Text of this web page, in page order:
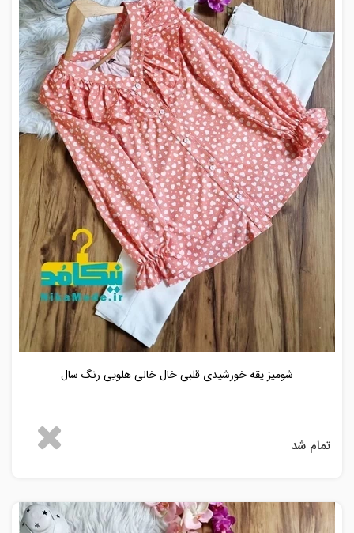
شومیز یقه خورشیدی قلبی خال خالی هلویی رنگ سال
تمام شد